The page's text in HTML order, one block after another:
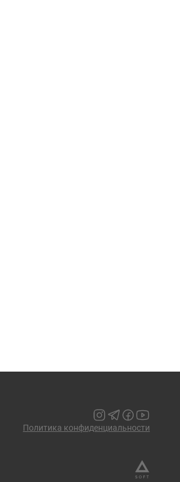
Политика конфиденциальности